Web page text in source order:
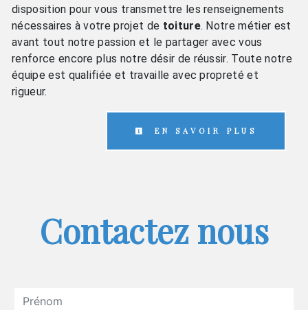
disposition pour vous transmettre les renseignements
nécessaires à votre projet de toiture. Notre métier est
avant tout notre passion et le partager avec vous
renforce encore plus notre désir de réussir. Toute notre
équipe est qualifiée et travaille avec propreté et
rigueur.
EN SAVOIR PLUS
Contactez nous